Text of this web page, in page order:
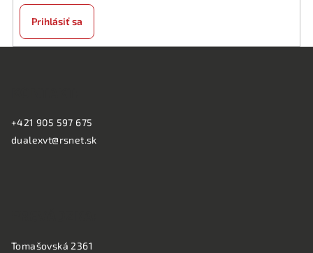
Prihlásiť sa
+421 905 597 675
dualexvt@rsnet.sk
Tomašovská 2361